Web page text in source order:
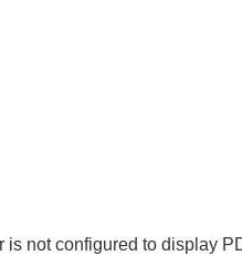
is not configured to display